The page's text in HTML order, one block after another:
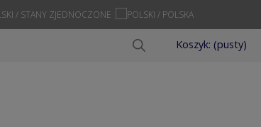
Koszyk: (pusty)